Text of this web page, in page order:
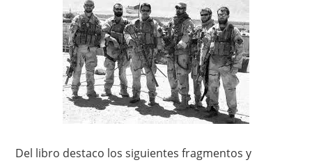
Del libro destaco los siguientes fragmentos y